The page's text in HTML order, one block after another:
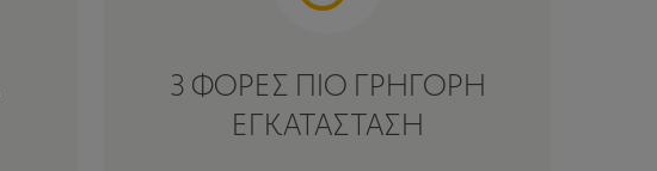
3 ΦΟΡΈΣ ΠΙΟ ΓΡΉΓΟΡΗ
ΕΓΚΑΤΆΣΤΑΣΗ